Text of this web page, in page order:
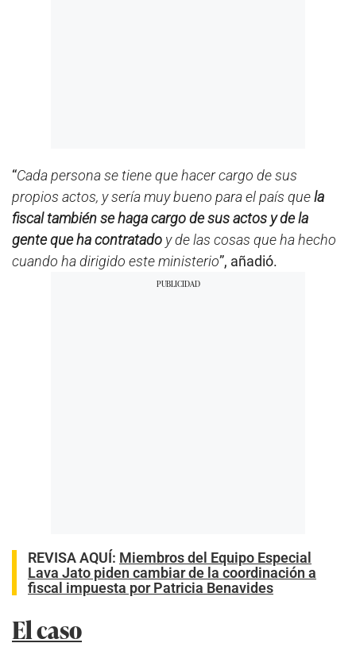
“Cada persona se tiene que hacer cargo de sus
propios actos, y sería muy bueno para el país quela
fiscal también se haga cargo de sus actos y de la
gente que ha contratado y de las cosas que ha hecho
cuando ha dirigido este ministerio”, añadió.
REVISA AQUÍ: Miembros del Equipo Especial
Lava Jato piden cambiar de la coordinación a
fiscal impuesta por Patricia Benavides
El caso